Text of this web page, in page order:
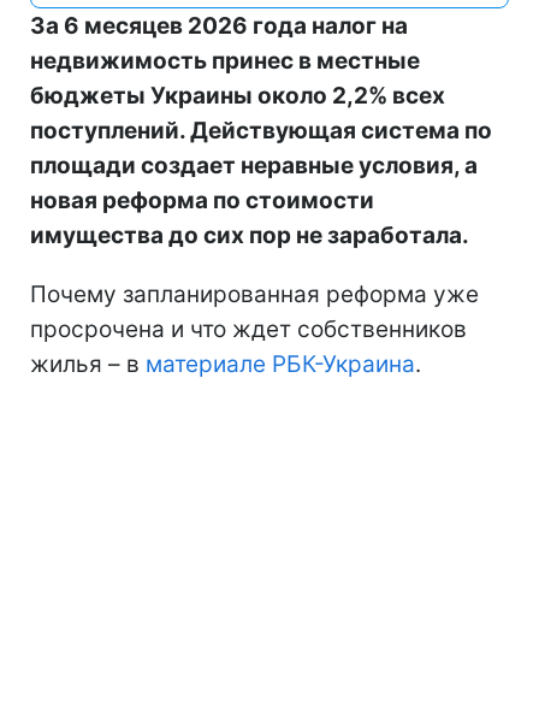
За 6 месяцев 2026 года налог на
недвижимость принес в местные
бюджеты Украины около 2,2% всех
поступлений. Действующая система по
площади создает неравные условия, а
новая реформа по стоимости
имущества до сих пор не заработала.
Почему запланированная реформа уже
просрочена и что ждет собственников
жилья – в материале РБК-Украина.